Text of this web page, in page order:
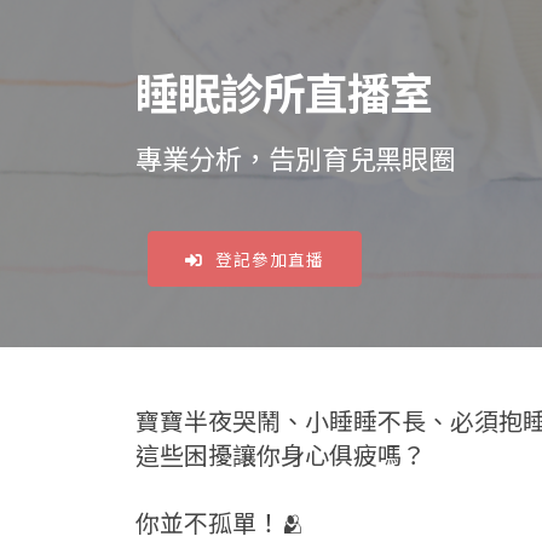
睡眠診所直播室
專業分析，告別育兒黑眼圈
登記參加直播
寶寶半夜哭鬧、小睡睡不長、必須抱
這些困擾讓你身心俱疲嗎？
你並不孤單！🫂